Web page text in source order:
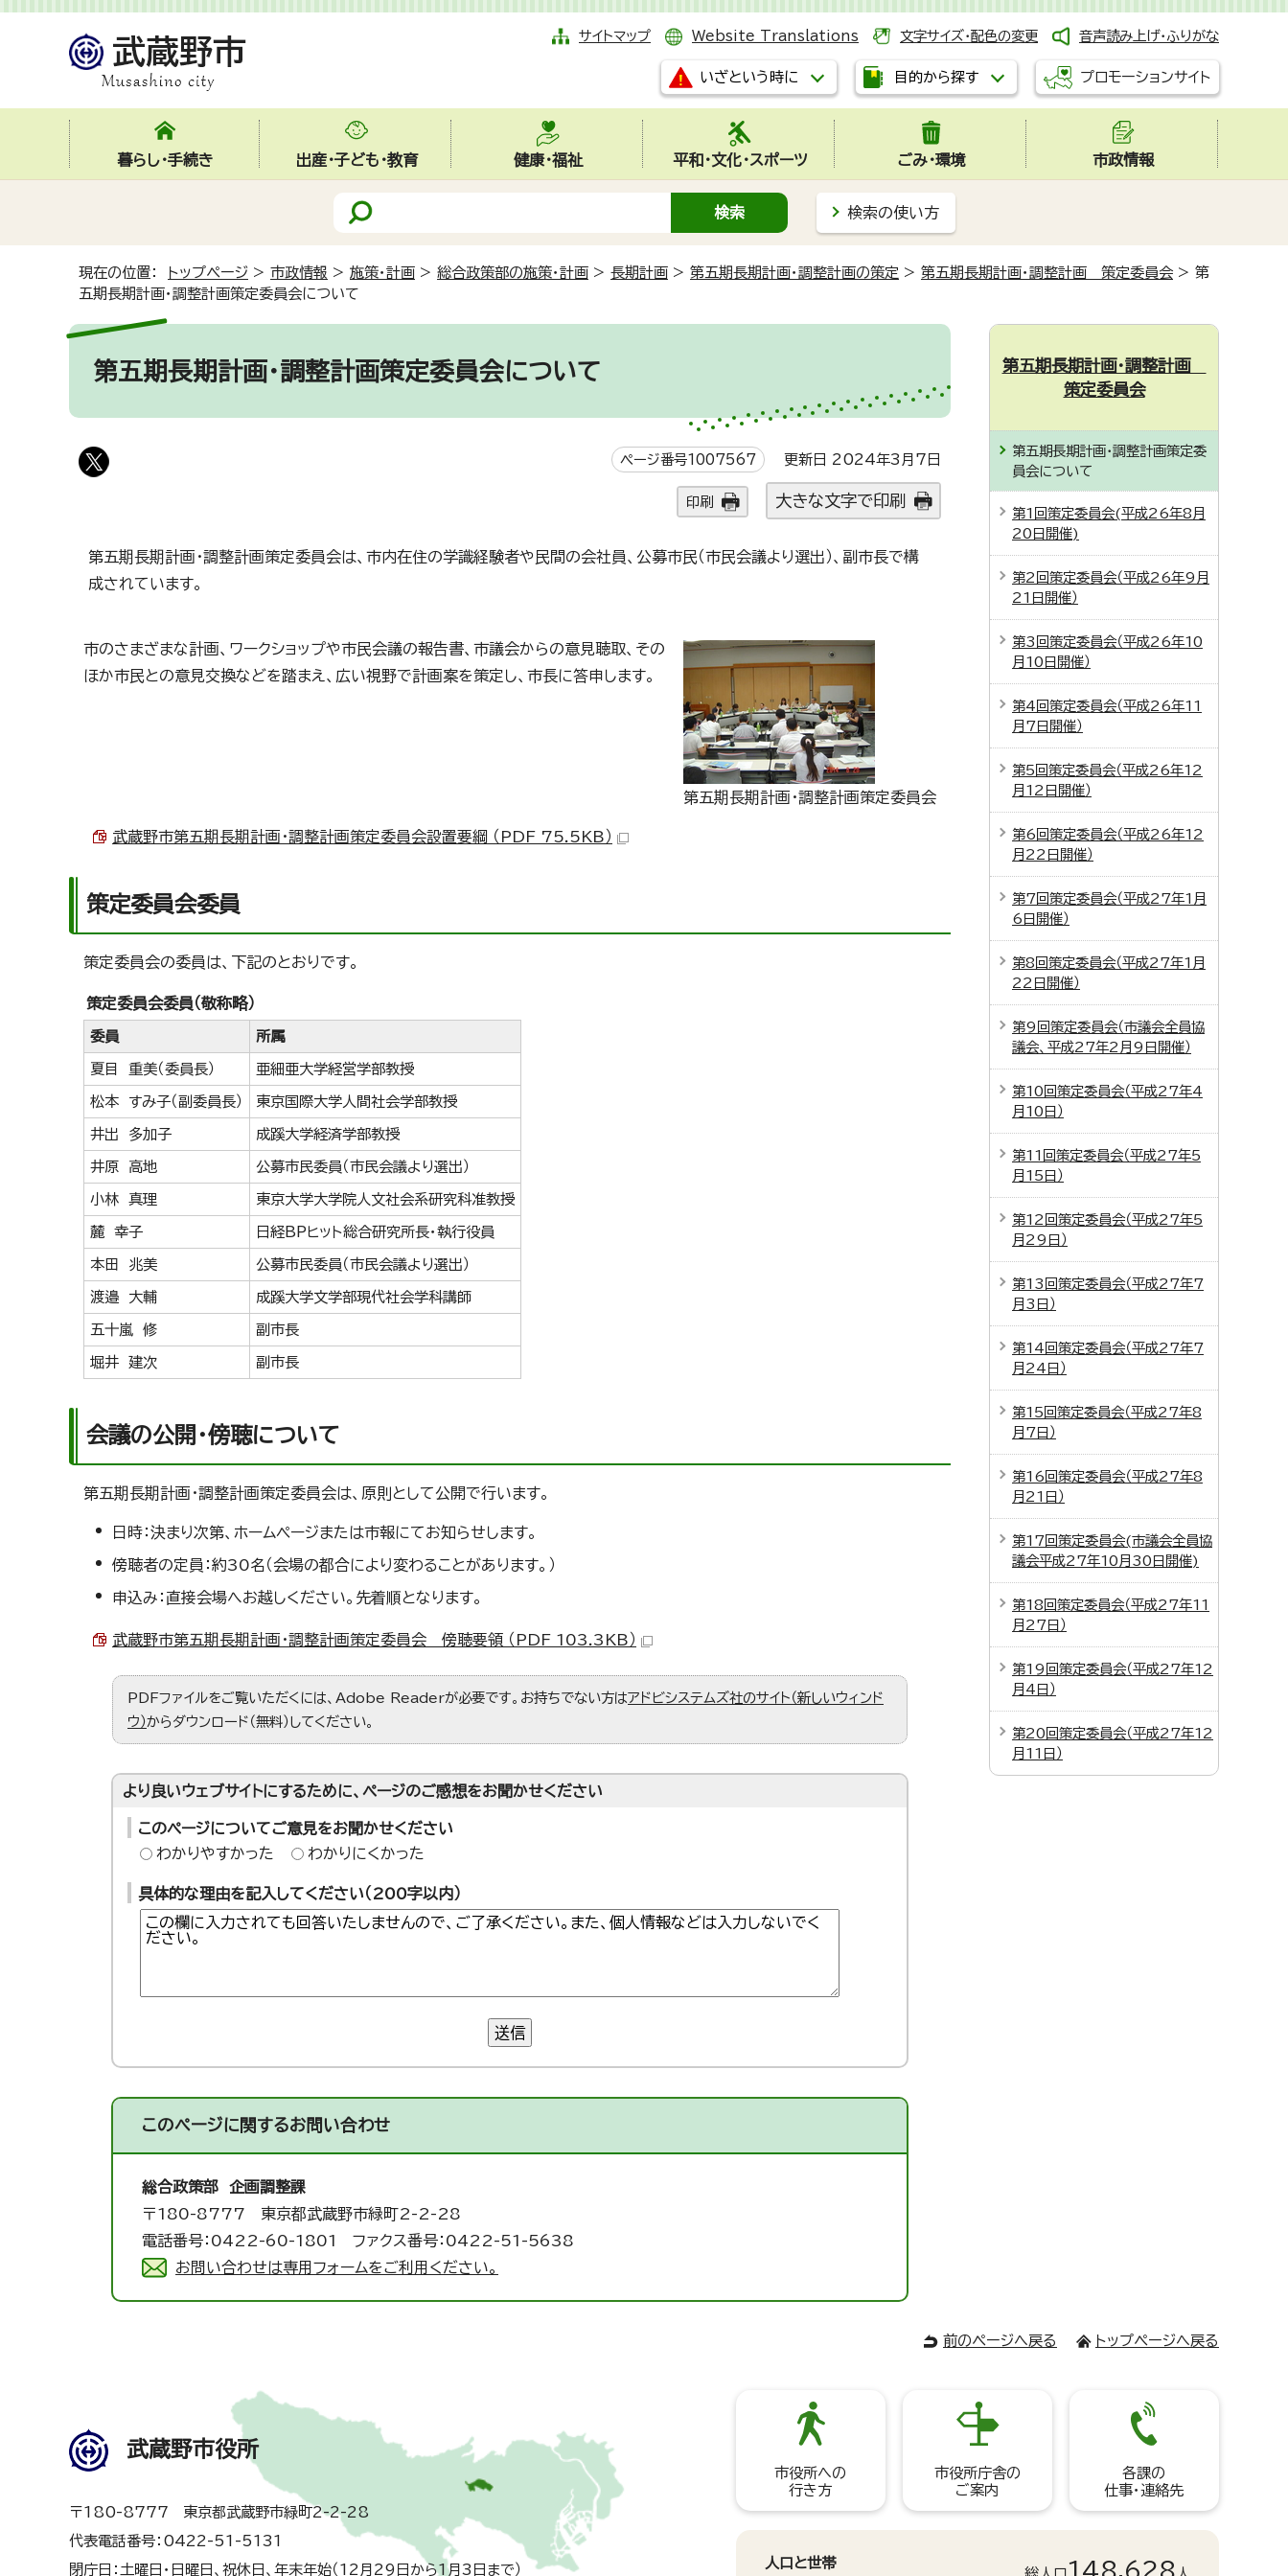
サイトマップ Website Translations 文字サイズ・配色の変更 音声読み上げ・ふりがな
いざという時に 目的から探す プロモーションサイト
暮らし・手続き 出産・子ども・教育 健康・福祉 平和・文化・スポーツ ごみ・環境 市政情報
検索の使い方
現在の位置： トップページ > 市政情報 > 施策・計画 > 総合政策部の施策・計画 > 長期計画 > 第五期長期計画・調整計画の策定 > 第五期長期計画・調整計画 策定委員会 > 第
五期長期計画・調整計画策定委員会について
第五期長期計画・調整計画策定委員会について
ページ番号1007567 更新日 2024年3月7日
印刷 大きな文字で印刷
第五期長期計画・調整計画策定委員会は、市内在住の学識経験者や民間の会社員、公募市民（市民会議より選出）、副市長で構
成されています。
第五期長期計画・調整計画策定委員会
市のさまざまな計画、ワークショップや市民会議の報告書、市議会からの意見聴取、その
ほか市民との意見交換などを踏まえ、広い視野で計画案を策定し、市長に答申します。
武蔵野市第五期長期計画・調整計画策定委員会設置要綱 （PDF 75.5KB）
策定委員会委員
策定委員会の委員は、下記のとおりです。
策定委員会委員（敬称略）
委員 所属
夏目 重美（委員長） 亜細亜大学経営学部教授
松本 すみ子（副委員長） 東京国際大学人間社会学部教授
井出 多加子 成蹊大学経済学部教授
井原 高地 公募市民委員（市民会議より選出）
小林 真理 東京大学大学院人文社会系研究科准教授
麓 幸子 日経BPヒット総合研究所長・執行役員
本田 兆美 公募市民委員（市民会議より選出）
渡邉 大輔 成蹊大学文学部現代社会学科講師
五十嵐 修 副市長
堀井 建次 副市長
会議の公開・傍聴について
第五期長期計画・調整計画策定委員会は、原則として公開で行います。
日時：決まり次第、ホームページまたは市報にてお知らせします。
傍聴者の定員：約30名（会場の都合により変わることがあります。）
申込み：直接会場へお越しください。先着順となります。
武蔵野市第五期長期計画・調整計画策定委員会 傍聴要領 （PDF 103.3KB）
PDFファイルをご覧いただくには、Adobe Readerが必要です。お持ちでない方はアドビシステムズ社のサイト（新しいウィンド
ウ）からダウンロード（無料）してください。
より良いウェブサイトにするために、ページのご感想をお聞かせください
このページについてご意見をお聞かせください
わかりやすかった
わかりにくかった
具体的な理由を記入してください（200字以内）
送信
このページに関するお問い合わせ
総合政策部 企画調整課
〒180-8777 東京都武蔵野市緑町2-2-28
電話番号：0422-60-1801 ファクス番号：0422-51-5638
お問い合わせは専用フォームをご利用ください。
第五期長期計画・調整計画
策定委員会
第五期長期計画・調整計画策定委
員会について
第1回策定委員会(平成26年8月
20日開催)
第2回策定委員会（平成26年9月
21日開催）
第3回策定委員会（平成26年10
月10日開催）
第4回策定委員会（平成26年11
月7日開催）
第5回策定委員会（平成26年12
月12日開催）
第6回策定委員会（平成26年12
月22日開催）
第7回策定委員会（平成27年1月
6日開催）
第8回策定委員会（平成27年1月
22日開催）
第9回策定委員会（市議会全員協
議会、平成27年2月9日開催）
第10回策定委員会（平成27年4
月10日）
第11回策定委員会（平成27年5
月15日）
第12回策定委員会（平成27年5
月29日）
第13回策定委員会（平成27年7
月3日）
第14回策定委員会（平成27年7
月24日）
第15回策定委員会（平成27年8
月7日）
第16回策定委員会（平成27年8
月21日）
第17回策定委員会(市議会全員協
議会平成27年10月30日開催)
第18回策定委員会（平成27年11
月27日）
第19回策定委員会（平成27年12
月4日）
第20回策定委員会（平成27年12
月11日）
前のページへ戻る トップページへ戻る
武蔵野市役所
〒180-8777 東京都武蔵野市緑町2-2-28
代表電話番号：0422-51-5131
閉庁日：土曜日・日曜日、祝休日、年末年始（12月29日から1月3日まで）
市役所への
行き方
市役所庁舎の
ご案内
各課の
仕事・連絡先
人口と世帯 148,628